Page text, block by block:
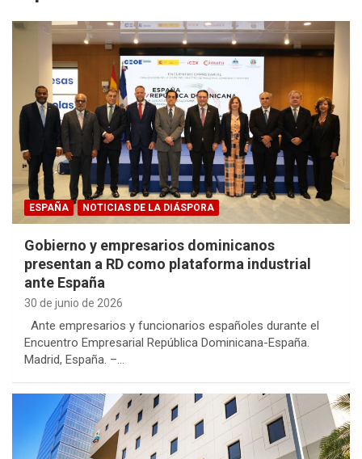
ESPAÑA NOTICIAS DE LA DIÁSPORA
Gobierno y empresarios dominicanos
presentan a RD como plataforma industrial
ante España
30 de junio de 2026
Ante empresarios y funcionarios españoles durante el
Encuentro Empresarial República Dominicana-España.
Madrid, España. –…